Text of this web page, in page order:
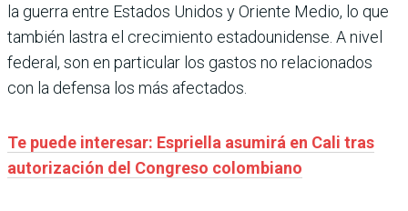
la guerra entre Estados Unidos y Oriente Medio, lo que
también lastra el crecimiento estadounidense. A nivel
federal, son en particular los gastos no relacionados
con la defensa los más afectados.
Te puede interesar: Espriella asumirá en Cali tras
autorización del Congreso colombiano